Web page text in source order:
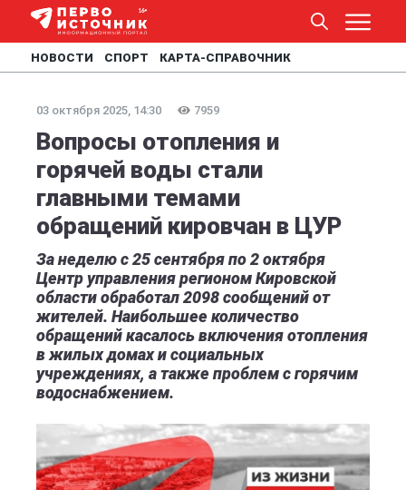
НОВОСТИ СПОРТ КАРТА-СПРАВОЧНИК
03 октября 2025, 14:30 7959
Вопросы отопления и
горячей воды стали
главными темами
обращений кировчан в ЦУР
За неделю с 25 сентября по 2 октября
Центр управления регионом Кировской
области обработал 2098 сообщений от
жителей. Наибольшее количество
обращений касалось включения отопления
в жилых домах и социальных
учреждениях, а также проблем с горячим
водоснабжением.